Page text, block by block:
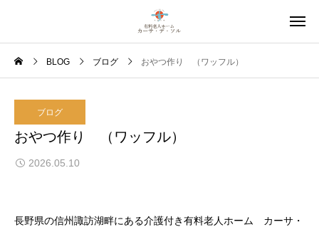
BLOG ブログ おやつ作り （ワッフル）
ブログ
おやつ作り （ワッフル）
2026.05.10
長野県の信州諏訪湖畔にある介護付き有料老人ホーム カーサ・